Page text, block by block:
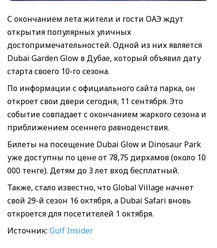
С окончанием лета жители и гости ОАЭ ждут
открытия популярных уличных
достопримечательностей. Одной из них является
Dubai Garden Glow в Дубае, который объявил дату
старта своего 10-го сезона.
По информации с официального сайта парка, он
откроет свои двери сегодня, 11 сентября. Это
событие совпадает с окончанием жаркого сезона и
приближением осеннего равноденствия.
Билеты на посещение Dubai Glow и Dinosaur Park
уже доступны по цене от 78,75 дирхамов (около 10
000 тенге). Детям до 3 лет вход бесплатный.
Также, стало известно, что Global Village начнет
свой 29-й сезон 16 октября, а Dubai Safari вновь
откроется для посетителей 1 октября.
Источник: Gulf Insider